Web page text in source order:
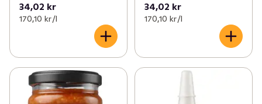
34,02 kr
170,10 kr /l
34,02 kr
170,10 kr /l